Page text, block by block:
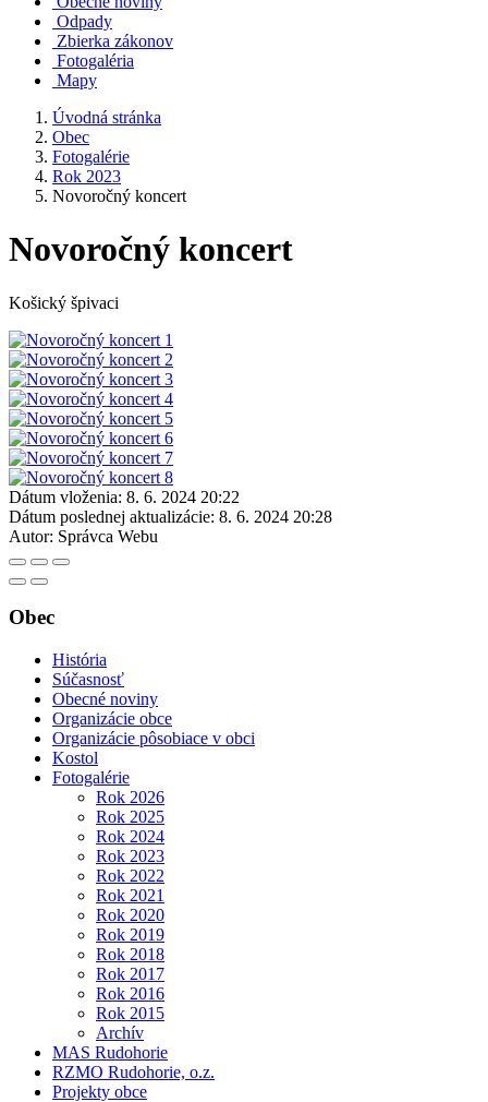
Odpady
Zbierka zákonov
Fotogaléria
Mapy
Úvodná stránka
Obec
Fotogalérie
Rok 2023
Novoročný koncert
Novoročný koncert
Košický špivaci
Dátum vloženia: 8. 6. 2024 20:22
Dátum poslednej aktualizácie: 8. 6. 2024 20:28
Autor: Správca Webu
Obec
História
Súčasnosť
Obecné noviny
Organizácie obce
Organizácie pôsobiace v obci
Kostol
Fotogalérie
Rok 2026
Rok 2025
Rok 2024
Rok 2023
Rok 2022
Rok 2021
Rok 2020
Rok 2019
Rok 2018
Rok 2017
Rok 2016
Rok 2015
Archív
MAS Rudohorie
RZMO Rudohorie, o.z.
Projekty obce